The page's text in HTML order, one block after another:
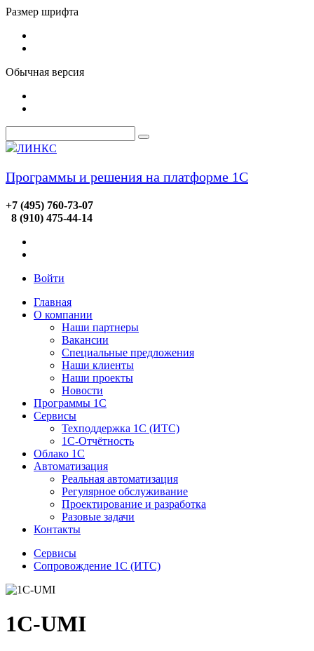
Размер шрифта
Обычная версия
ЛИНКС
Программы и решения на платформе 1С
+7 (495) 760-73-07
8 (910) 475-44-14
Войти
Главная
О компании
Наши партнеры
Вакансии
Специальные предложения
Наши клиенты
Наши проекты
Новости
Программы 1С
Сервисы
Техподдержка 1С (ИТС)
1С-Отчётность
Облако 1С
Автоматизация
Реальная автоматизация
Регулярное обслуживание
Проектирование и разработка
Разовые задачи
Контакты
Сервисы
Сопровождение 1С (ИТС)
1C-UMI